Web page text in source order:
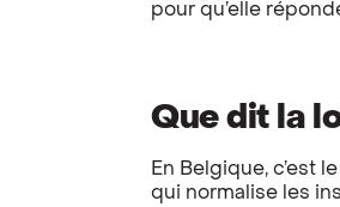
pour qu’elle
Que dit la
En Belgique, c’est
qui normalise les